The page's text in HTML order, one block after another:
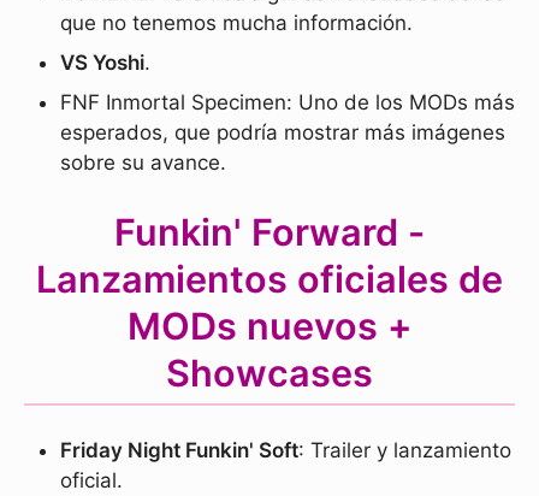
que no tenemos mucha información.
VS Yoshi.
FNF Inmortal Specimen: Uno de los MODs más
esperados, que podría mostrar más imágenes
sobre su avance.
Funkin' Forward -
Lanzamientos oficiales de
MODs nuevos +
Showcases
Friday Night Funkin' Soft: Trailer y lanzamiento
oficial.